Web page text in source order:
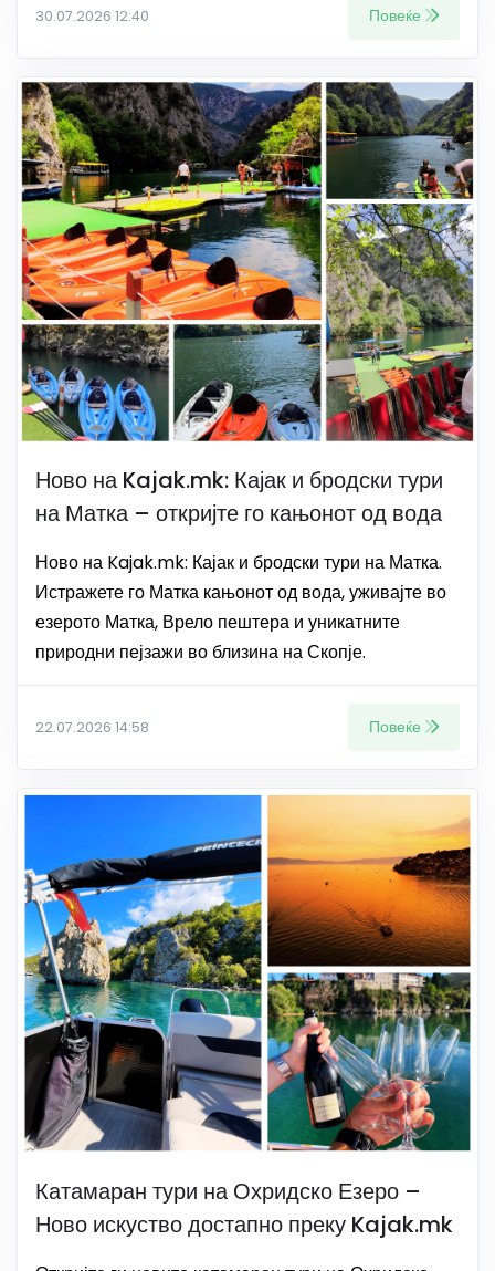
30.07.2026 12:40 Повеќе
Ново на Kajak.mk: Кајак и бродски тури
на Матка – откријте го кањонот од вода
Ново на Kajak.mk: Кајак и бродски тури на Матка.
Истражете го Матка кањонот од вода, уживајте во
езерото Матка, Врело пештера и уникатните
природни пејзажи во близина на Скопје.
22.07.2026 14:58 Повеќе
Катамаран тури на Охридско Езеро –
Ново искуство достапно преку Kajak.mk